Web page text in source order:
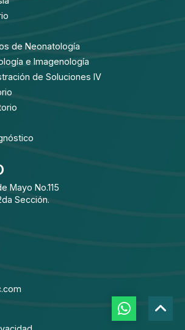
de Neonatología
e Imagenología
de Soluciones IV
Mayo No.115
Sección.